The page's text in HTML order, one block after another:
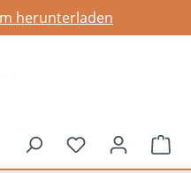
herunterladen
Du hast 0